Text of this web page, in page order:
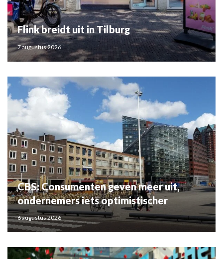
Flink breidt uit in Tilburg
7 augustus 2026
CBS: Consumenten geven meer uit,
ondernemers iets optimistischer
6 augustus 2026